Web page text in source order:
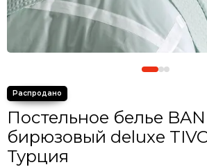
Постельное белье
бирюзовый deluxe
Турция